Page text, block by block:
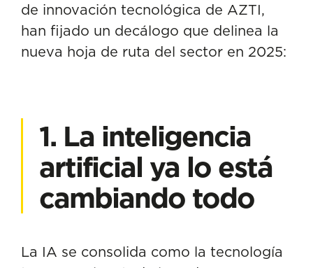
de innovación tecnológica de AZTI,
han fijado un decálogo que delinea la
nueva hoja de ruta del sector en 2025:
1. La inteligencia
artificial ya lo está
cambiando todo
La IA se consolida como la tecnología